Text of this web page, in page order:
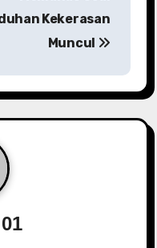
Kekerasan
Muncul